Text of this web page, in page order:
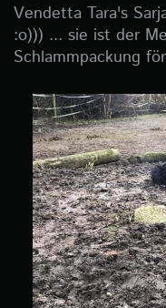
Vendetta Tara's
:o))) ... sie ist der
Schlammpackung